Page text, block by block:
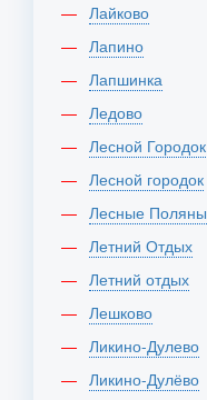
Лайково
Лапино
Лапшинка
Ледово
Лесной Городок
Лесной городок
Лесные Поляны
Летний Отдых
Летний отдых
Лешково
Ликино-Дулево
Ликино-Дулёво